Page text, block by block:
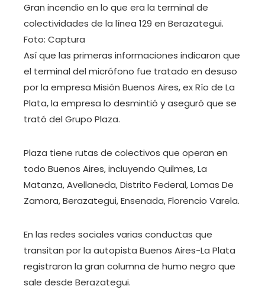
Gran incendio en lo que era la terminal de
colectividades de la línea 129 en Berazategui.
Foto: Captura
Así que las primeras informaciones indicaron que
el terminal del micrófono fue tratado en desuso
por la empresa Misión Buenos Aires, ex Río de La
Plata, la empresa lo desmintió y aseguró que se
trató del Grupo Plaza.
Plaza tiene rutas de colectivos que operan en
todo Buenos Aires, incluyendo Quilmes, La
Matanza, Avellaneda, Distrito Federal, Lomas De
Zamora, Berazategui, Ensenada, Florencio Varela.
En las redes sociales varias conductas que
transitan por la autopista Buenos Aires-La Plata
registraron la gran columna de humo negro que
sale desde Berazategui.